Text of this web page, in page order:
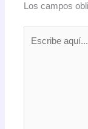
Los campos